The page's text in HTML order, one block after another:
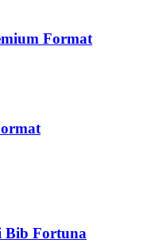
Format
Bib Fortuna